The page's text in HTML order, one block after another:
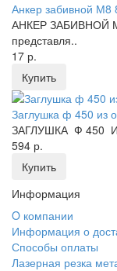
Анкер забивной М8
АНКЕР ЗАБИВНОЙ
представля..
17 р.
Купить
Заглушка ф 450 из
ЗАГЛУШКА Ф 450
594 р.
Купить
Информация
O компании
Информация о
Способы оплаты
Лазерная резка